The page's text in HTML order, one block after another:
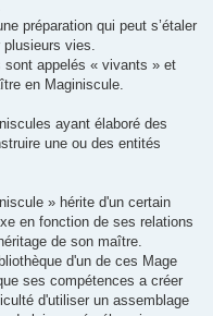
préparation qui peut s’étaler
vies.
sont appelés « vivants » et
en Maginiscule.
ayant élaboré des
une ou des entités
» hérite d'un certain
en fonction de ses relations
de son maître.
d'un de ces Mage
ses compétences a créer
d'utiliser un assemblage